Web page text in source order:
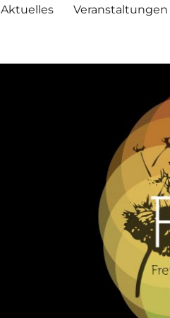
Aktuelles Veranstaltungen